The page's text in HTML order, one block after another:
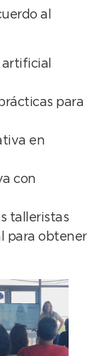
al
para
en
con
talleristas
para obtener